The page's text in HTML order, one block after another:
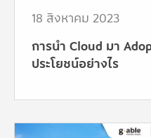
18 สิงหาคม 2023
การนำ Cloud มา
ประโยชน์อย่างไร